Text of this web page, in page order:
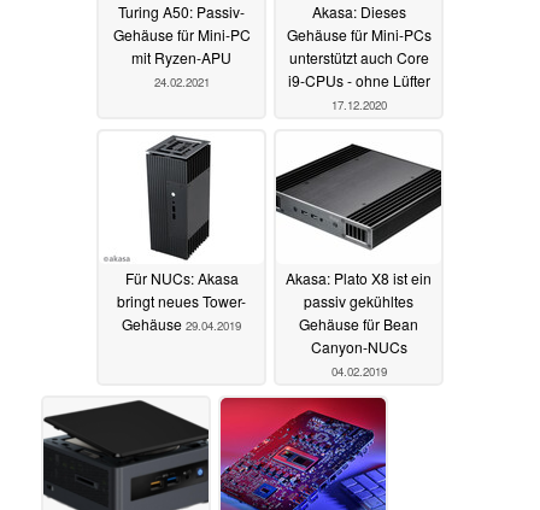
Turing A50: Passiv-
Gehäuse für Mini-PC
mit Ryzen-APU
24.02.2021
Akasa: Dieses
Gehäuse für Mini-PCs
unterstützt auch Core
i9-CPUs - ohne Lüfter
17.12.2020
Für NUCs: Akasa
bringt neues Tower-
Gehäuse 29.04.2019
Akasa: Plato X8 ist ein
passiv gekühltes
Gehäuse für Bean
Canyon-NUCs
04.02.2019